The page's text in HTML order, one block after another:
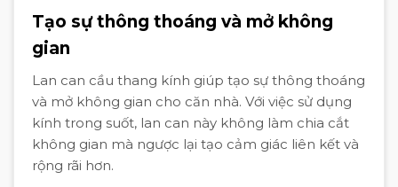
Tạo sự thông thoáng và mở không
gian
Lan can cầu thang kính giúp tạo sự thông thoáng
và mở không gian cho căn nhà. Với việc sử dụng
kính trong suốt, lan can này không làm chia cắt
không gian mà ngược lại tạo cảm giác liên kết và
rộng rãi hơn.